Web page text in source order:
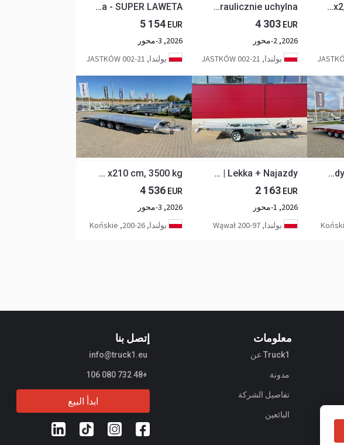
Gewe Laweta 3 osiowa 5x2,1 m - B3500 A/1
Gewe L3500 U/1, 5x2,1m - hydraulicznie uchylna
4 303 EUR
2026, 2-محور
بولندا, 21-002 JASTKÓW
Gewe B3500 B/3 - 8m, 3osiowa - SUPER LAWETA
5 154EUR
2026, 3-محور
بولندا, 21-002 JASTKÓW
TA-NO Scorpio 55 PREMIUM laweta 3 osiowa 5.5m 3500kg DMC najazdy niski załadunek
Besttrailers Laweta uchylna SONDA I 3,5x1,95 | DMC 1500 kg | Lekka + Najazdy
2 163 EUR
2026, 1-محور
بولندا, 97-200 Wąwał
NIEWIADÓW Jupiter 600 x210 cm, 3500 kg
4 536EUR
2026, 3-محور
بولندا, 26-200, Końskie
معلومات
Truck1 عن
مدونة
تفاصيل الشركة
البائعين
إتصل بنا
info@truck1.eu
+48 732 080 106
ابدأ البيع